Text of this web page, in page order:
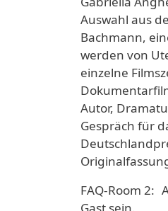
Auswahl aus
Bachmann,
werden von
einzelne
Autor,
Gespräch für
FAQ-Room 2: